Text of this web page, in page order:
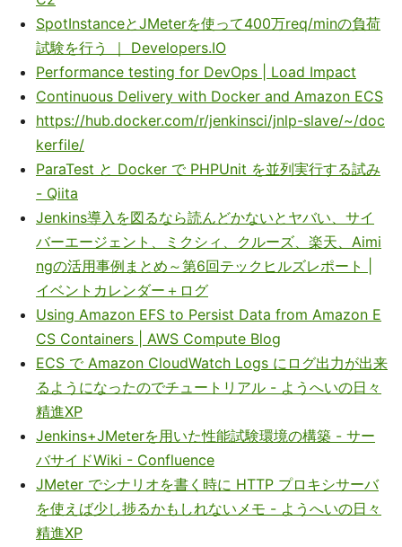
SpotInstanceとJMeterを使って400万req/minの負荷
試験を行う ｜ Developers.IO
Performance testing for DevOps | Load Impact
Continuous Delivery with Docker and Amazon ECS
https://hub.docker.com/r/jenkinsci/jnlp-slave/~/doc
kerfile/
ParaTest と Docker で PHPUnit を並列実行する試み
- Qiita
Jenkins導入を図るなら読んどかないとヤバい、サイ
バーエージェント、ミクシィ、クルーズ、楽天、Aimi
ngの活用事例まとめ～第6回テックヒルズレポート |
イベントカレンダー＋ログ
Using Amazon EFS to Persist Data from Amazon E
CS Containers | AWS Compute Blog
ECS で Amazon CloudWatch Logs にログ出力が出来
るようになったのでチュートリアル - ようへいの日々
精進XP
Jenkins+JMeterを用いた性能試験環境の構築 - サー
バサイドWiki - Confluence
JMeter でシナリオを書く時に HTTP プロキシサーバ
を使えば少し捗るかもしれないメモ - ようへいの日々
精進XP